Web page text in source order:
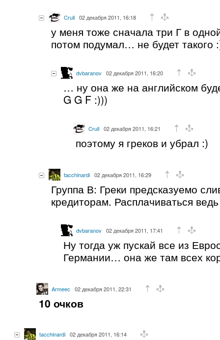
Crull 02 декабря 2011, 16:18
у меня тоже сначала три Г в
потом подумал… не будет такого
dvbaranov 02 декабря 2011, 16:20
… ну она же на английском
G G F :)))
Crull 02 декабря 2011, 16:21
поэтому я греков и убрал :)
tacchinardi 02 декабря 2011, 16:29
Группа В: Греки предсказуемо
кредиторам. Расплачиваться
dvbaranov 02 декабря 2011, 17:41
Ну тогда уж пускай все из
Германии… она же там всех
Armeec 02 декабря 2011, 22:31
10 очков
tacchinardi 02 декабря 2011, 16:14